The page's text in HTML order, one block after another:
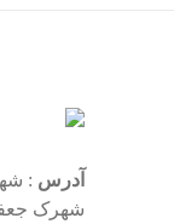
آدرس :
شهرک